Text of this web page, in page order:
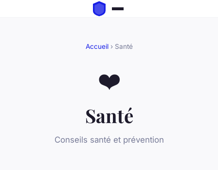
Accueil› Santé
❤️
Santé
Conseils santé et prévention